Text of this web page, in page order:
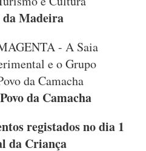
da Madeira
- A Saia
e o Grupo
da Camacha
da Camacha
registados no dia 1
da Criança